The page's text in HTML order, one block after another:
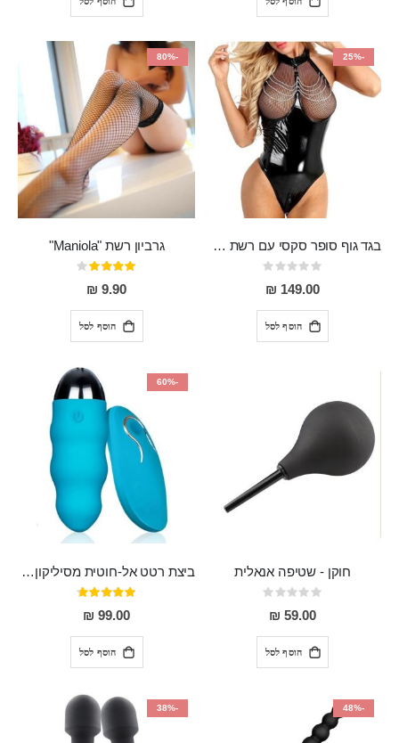
-25%
בגד גוף סופר סקסי עם רשת שקופה בחזה ושרשרות מלמעלה וריצרץ מלמטה Pan במפשעה
Rating:
0%
149.00 ₪
הוסף לסל
-80%
גרביון רשת "Maniola"
דירוג:
80%
9.90 ₪
הוסף לסל
חוקן - שטיפה אנאלית
Rating:
0%
59.00 ₪
הוסף לסל
-60%
ביצת רטט אל-חוטית מסיליקון רפואי בגודל של 8 ס"מ ורוחב 3 ס"מ בעלת 20 מהירויות שונות "ENKI"
דירוג:
93%
99.00 ₪
הוסף לסל
-48%
-38%